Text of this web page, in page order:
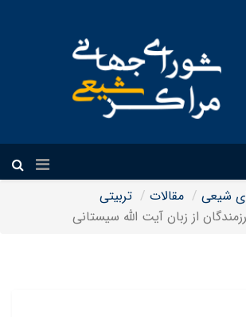
شیعی مقالات
تربیتی
از زبان آیت الله سیستانی